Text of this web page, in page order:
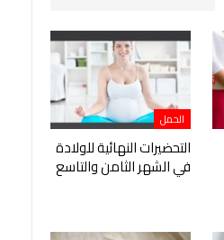
الحمل
التحضيرات النهائية للولادة
في الشهر الثامن والتاسع